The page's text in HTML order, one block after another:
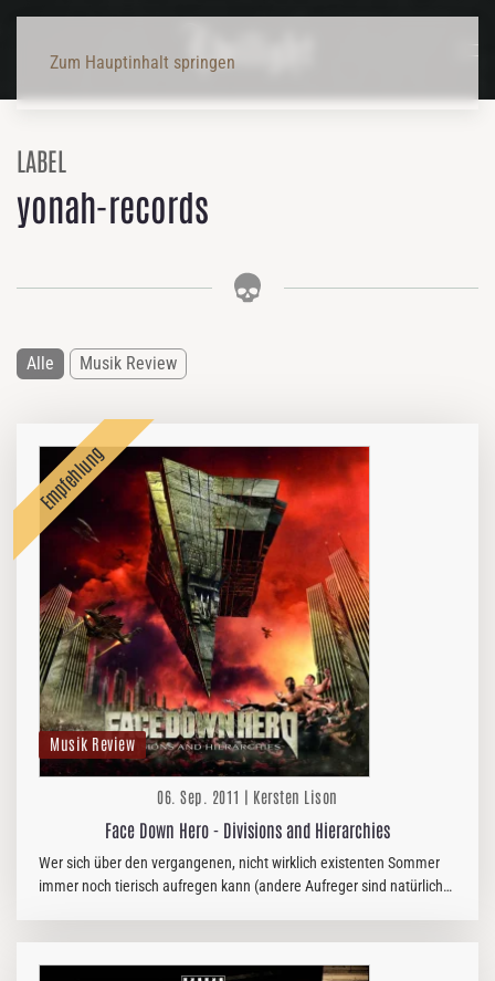
Zum Hauptinhalt springen
LABEL
yonah-records
Alle Musik Review
Musik Review
06. Sep. 2011 | Kersten Lison
Face Down Hero - Divisions and Hierarchies
Wer sich über den vergangenen, nicht wirklich existenten Sommer
immer noch tierisch aufregen kann (andere Aufreger sind natürlich